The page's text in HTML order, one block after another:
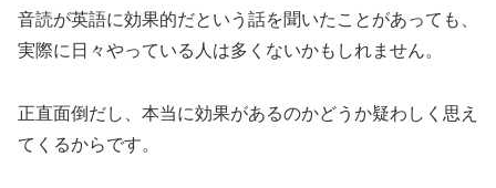
音読が英語に効果的だという話を聞いたことがあっても、
実際に日々やっている人は多くないかもしれません。
正直面倒だし、本当に効果があるのかどうか疑わしく思え
てくるからです。